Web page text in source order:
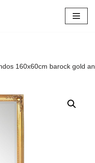
160x60cm barock gold